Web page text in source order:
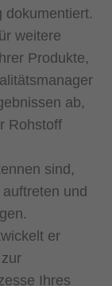
dokumentiert.
weitere
Produkte,
ab,
Rohstoff
sind,
und
er
Ihres